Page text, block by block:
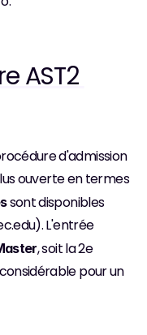
AST2
d'admission
ouverte en termes
sont disponibles
L'entrée
, soit la 2e
pour un